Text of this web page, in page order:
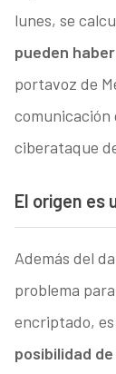
lunes, se
pueden
portavoz de
comunicación
ciberataque
El origen es
Además del
problema
encriptado,
posibilidad